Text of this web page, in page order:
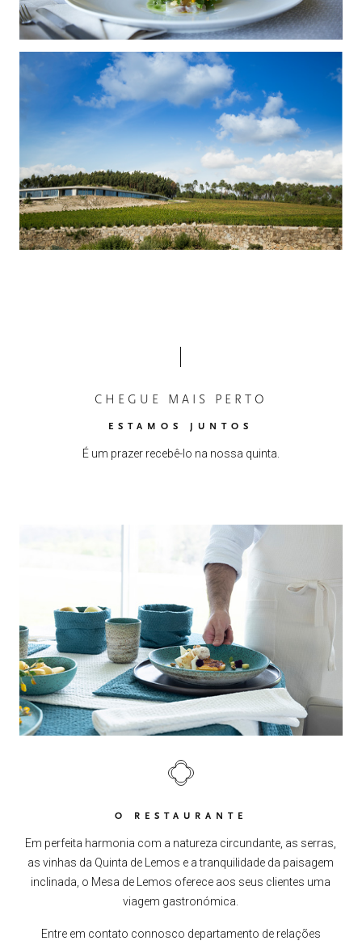
CHEGUE MAIS PERTO
ESTAMOS JUNTOS
É um prazer recebê-lo na nossa quinta.
O RESTAURANTE
Em perfeita harmonia com a natureza circundante, as serras,
as vinhas da Quinta de Lemos e a tranquilidade da paisagem
inclinada, o Mesa de Lemos oferece aos seus clientes uma
viagem gastronómica.
Entre em contato connosco departamento de relações